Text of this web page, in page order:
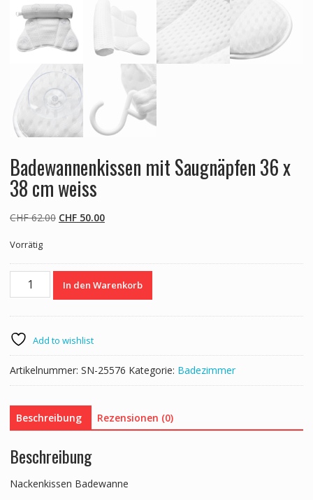
Badewannenkissen mit Saugnäpfen 36 x
38 cm weiss
CHF62.00 Ursprünglicher
CHF 62.00
CHF50.00Aktueller
CHF 50.00.
Vorrätig
Badewannenkissen
x
38
cm
weiss
In den Warenkorb
Add to wishlist
Artikelnummer: SN-25576 Kategorie: Badezimmer
Beschreibung Rezensionen (0)
Beschreibung
Nackenkissen Badewanne